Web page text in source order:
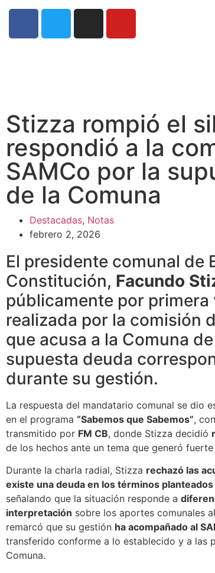
Stizza rompió el
respondió a la
SAMCo por la
de la Comuna
Destacadas, Notas
febrero 2, 2026
El presidente comunal de
Constitución, Facundo
públicamente por primera
realizada por la comisión
que acusa a la Comuna
supuesta deuda
durante su gestión.
La respuesta del mandatario comunal se dio
en el programa “Sabemos que Sabemos”,
transmitido por FM CB, donde Stizza decidió
de los hechos ante un tema que generó
Durante la charla radial, Stizza rechazó las
existe una deuda en los términos
señalando que la situación responde a
interpretación sobre los aportes comunales
remarcó que su gestión ha acompañado al
transferido conforme a lo establecido y a las
Comuna.